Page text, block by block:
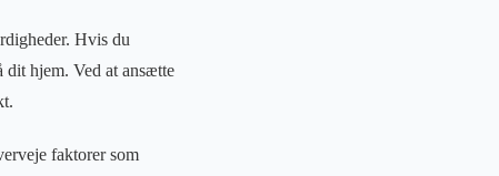
Hvis du
dit hjem. Ved at ansætte
faktorer som